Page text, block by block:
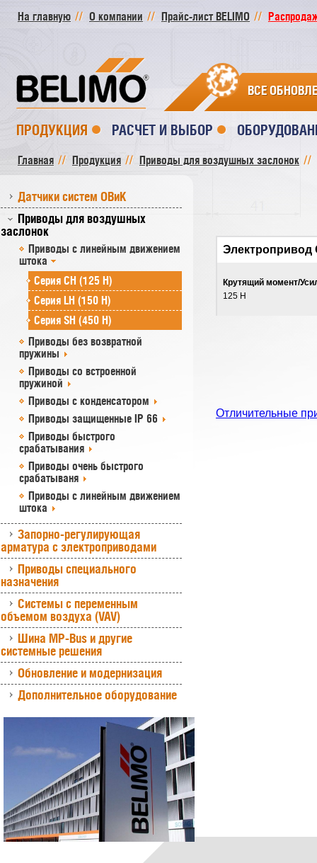
На главную О компании Прайс-лист BELIMO
ВСЕ
ПРОДУКЦИЯ РАСЧЕТ И ВЫБОР
Главная Продукция Приводы для воздушных заслонок
Датчики систем ОВиК
Приводы для воздушных
заслонок
Приводы с линейным движением
штока
Серия СH (125 Н)
Серия LH (150 Н)
Серия SH (450 Н)
Приводы без возвратной
пружины
Приводы со встроенной
пружиной
Приводы с конденсатором
Приводы защищенные IP 66
Приводы быстрого
срабатывания
Приводы очень быстрого
срабатываня
Приводы с линейным движением
штока
Запорно-регулирующая
арматура с электроприводами
Приводы специального
назначения
Системы с переменным
объемом воздуха (VAV)
Шина MP-Bus и другие
системные решения
Обновление и модернизация
Дополнительное оборудование
Электропривод
Крутящий момент/
125 Н
Отличительные